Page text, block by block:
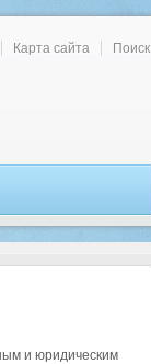
Карта сайта Поиск
и юридическим